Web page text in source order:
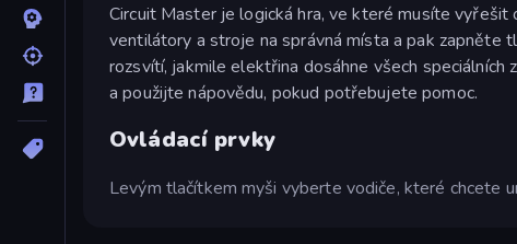
Circuit Master je logická hra, ve které musíte
ventilátory a stroje na správná místa a pak zapněte
rozsvítí, jakmile elektřina dosáhne všech
a použijte nápovědu, pokud potřebujete pomoc.
Ovládací prvky
Levým tlačítkem myši vyberte vodiče, které chcete